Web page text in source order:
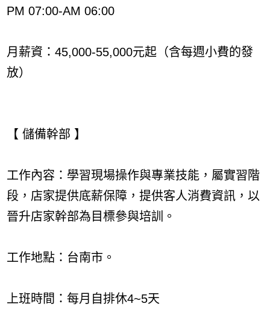
PM 07:00-AM 06:00
月薪資：45,000-55,000元起（含每週小費的發
放）
【 儲備幹部 】
工作內容：學習現場操作與專業技能，屬實習階
段，店家提供底薪保障，提供客人消費資訊，以
晉升店家幹部為目標參與培訓。
工作地點：台南市。
上班時間：每月自排休4~5天